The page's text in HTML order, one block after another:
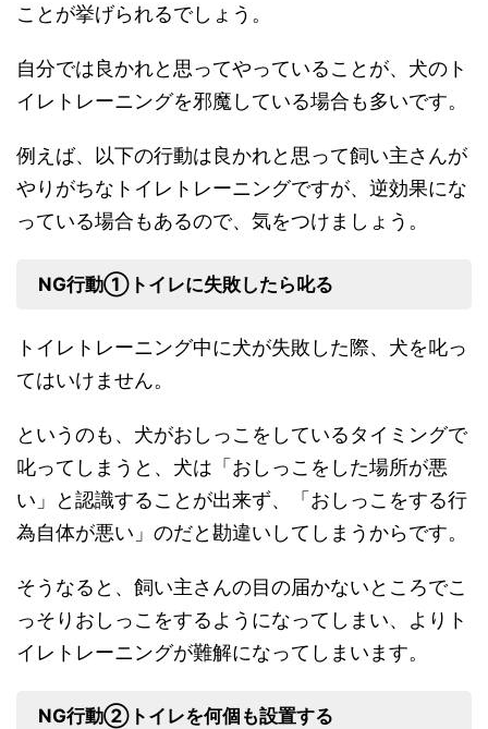
ことが挙げられるでしょう。
自分では良かれと思ってやっていることが、犬のト
イレトレーニングを邪魔している場合も多いです。
例えば、以下の行動は良かれと思って飼い主さんが
やりがちなトイレトレーニングですが、逆効果にな
っている場合もあるので、気をつけましょう。
NG行動➀トイレに失敗したら叱る
トイレトレーニング中に犬が失敗した際、犬を叱っ
てはいけません。
というのも、犬がおしっこをしているタイミングで
叱ってしまうと、犬は「おしっこをした場所が悪
い」と認識することが出来ず、「おしっこをする行
為自体が悪い」のだと勘違いしてしまうからです。
そうなると、飼い主さんの目の届かないところでこ
っそりおしっこをするようになってしまい、よりト
イレトレーニングが難解になってしまいます。
NG行動➁トイレを何個も設置する